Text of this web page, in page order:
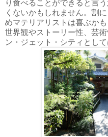
り食べることができると言
くないかもしれません。割
めマテリアリストは喜ぶか
世界観やストーリー性、芸
ン・ジェット・シティとし